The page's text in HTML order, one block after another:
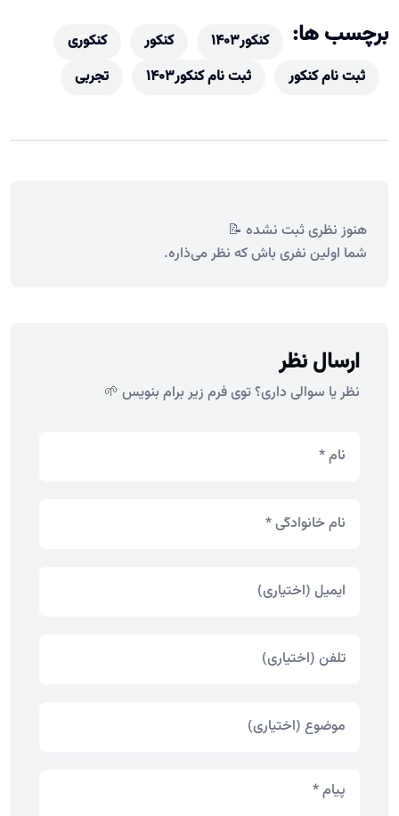
برچسب ها: کنکور۱۴۰۳ کنکور
کنکوری
ثبت نام کنکور
ثبت نام کنکور۱۴۰۳ تجربی
هنوز نظری ثبت نشده 📝
شما اولین نفری باش که نظر می‌ذاره.
ارسال نظر
نظر یا سوالی داری؟ توی فرم زیر برام بنویس 🌱